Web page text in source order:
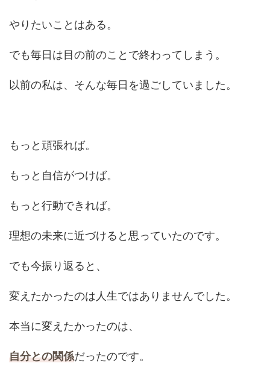
やりたいことはある。
でも毎日は目の前のことで終わってしまう。
以前の私は、そんな毎日を過ごしていました。
もっと頑張れば。
もっと自信がつけば。
もっと行動できれば。
理想の未来に近づけると思っていたのです。
でも今振り返ると、
変えたかったのは人生ではありませんでした。
本当に変えたかったのは、
自分との関係だったのです。